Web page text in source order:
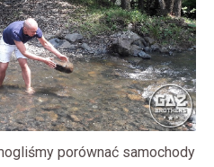
porównać samochody